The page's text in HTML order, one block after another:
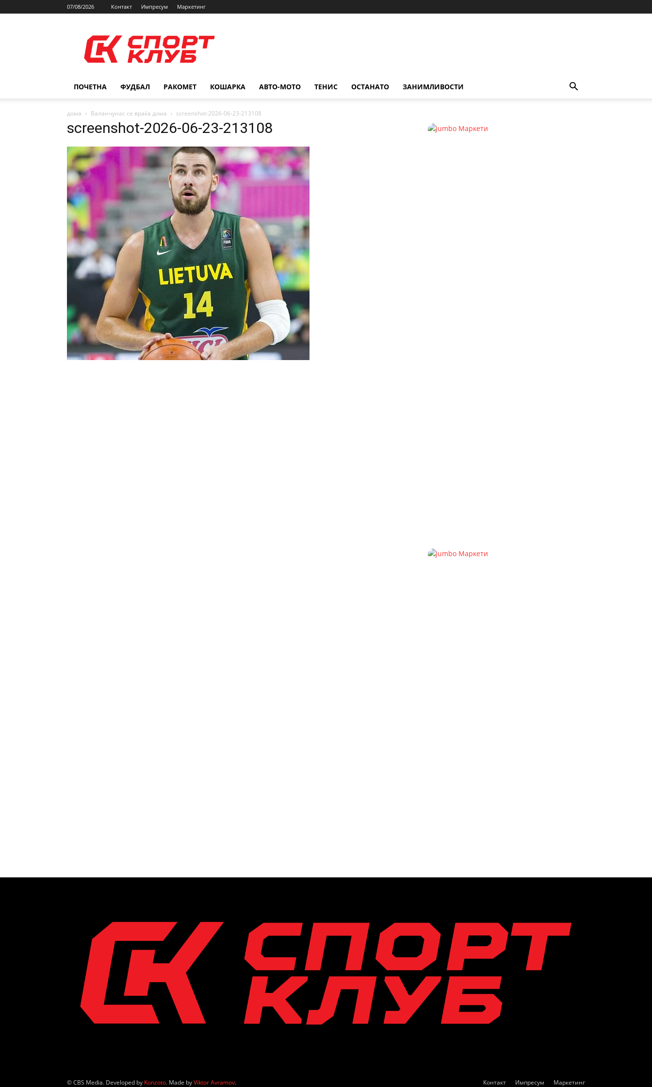
07/08/2026 Контакт Импресум Маркетинг
ПОЧЕТНА ФУДБАЛ РАКОМЕТ КОШАРКА АВТО-МОТО ТЕНИС ОСТАНАТО ЗАНИМЛИВОСТИ
дома Валанчунас се враќа дома screenshot-2026-06-23-213108
screenshot-2026-06-23-213108
Контакт Импресум Маркетинг
© CBS Media. Developed by Konzoto. Made byViktor Avramov.